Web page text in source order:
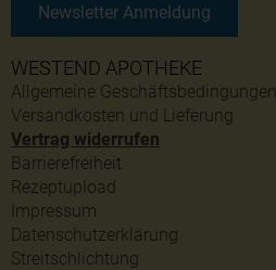
WESTEND APOTHEKE
Allgemeine Geschäftsbedingungen
Versandkosten und Lieferung
Vertrag widerrufen
Barrierefreiheit
Rezeptupload
Impressum
Datenschutzerklärung
Streitschlichtung
Newsletter Anmeldung